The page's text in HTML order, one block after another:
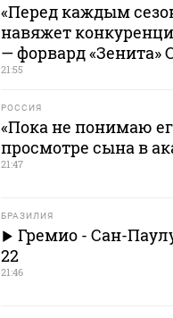
«Перед каждым
навяжет
— форвард «Зенита»
21:55
РОССИЯ
«Пока не понимаю
просмотре сына в
21:47
БРАЗИЛИЯ
Гремио - Сан-
22
21:46